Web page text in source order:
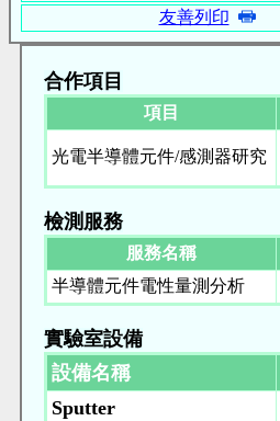
友善列印
合作項目
項目
光電半導體元件/感測器研究
檢測服務
服務名稱
半導體元件電性量測分析
實驗室設備
設備名稱
Sputter